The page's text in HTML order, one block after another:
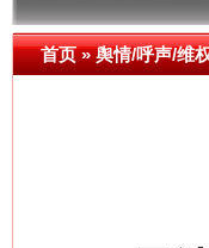
首页»舆情/呼声/维